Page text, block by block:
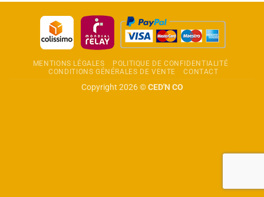
MENTIONS LÉGALES
POLITIQUE DE CONFIDENTIALITÉ
CONDITIONS GÉNÉRALES DE VENTE
CONTACT
Copyright 2026 ©CED'N CO